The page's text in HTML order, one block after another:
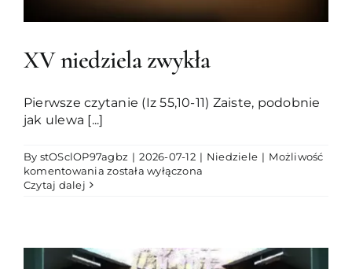
XV niedziela zwykła
Pierwsze czytanie (Iz 55,10-11) Zaiste, podobnie
jak ulewa [...]
By stOSclOP97agbz | 2026-07-12 | Niedziele | Możliwość
komentowaniaXV
została wyłączona
Czytaj dalej